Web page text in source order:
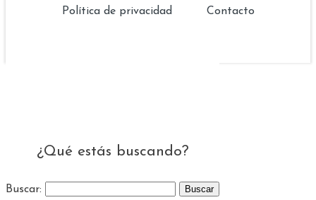
Política de privacidad Contacto
¿Qué estás buscando?
Buscar: